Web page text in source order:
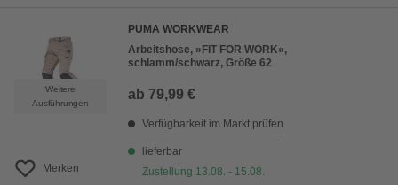
Weitere
Ausführungen
Merken
PUMA WORKWEAR
Arbeitshose, »FIT FOR WORK«,
schlamm/schwarz, Größe 62
ab 79,99 €
Verfügbarkeit im Markt prüfen
lieferbar
Zustellung 13.08. - 15.08.